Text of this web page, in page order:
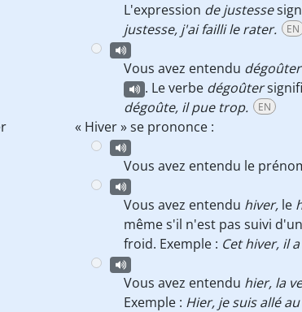
L'expression de justesse
justesse, j'ai failli le rater.
EN
Vous avez entendu dégoûter
. Le verbe dégoûter
dégoûte, il pue trop.
EN
« Hiver » se prononce :
Vous avez entendu le
Vous avez entendu hiver, le
même s'il n'est pas suivi
froid. Exemple : Cet hiver, il
Vous avez entendu hier, la
Exemple : Hier, je suis allé